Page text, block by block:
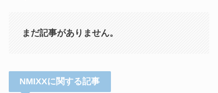
まだ記事がありません。
NMIXXに関する記事